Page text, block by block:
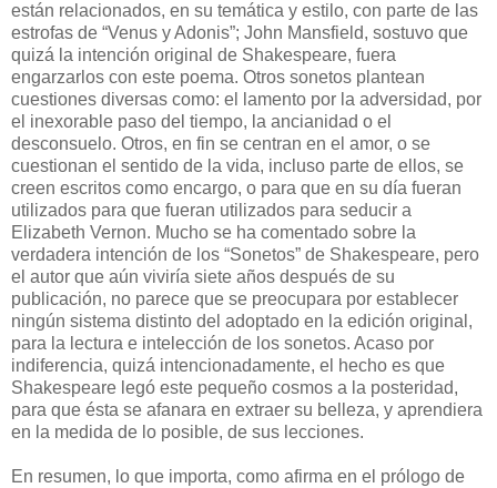
están relacionados, en su temática y estilo, con parte de las
estrofas de “Venus y Adonis”; John Mansfield, sostuvo que
quizá la intención original de Shakespeare, fuera
engarzarlos con este poema. Otros sonetos plantean
cuestiones diversas como: el lamento por la adversidad, por
el inexorable paso del tiempo, la ancianidad o el
desconsuelo. Otros, en fin se centran en el amor, o se
cuestionan el sentido de la vida, incluso parte de ellos, se
creen escritos como encargo, o para que en su día fueran
utilizados para que fueran utilizados para seducir a
Elizabeth Vernon. Mucho se ha comentado sobre la
verdadera intención de los “Sonetos” de Shakespeare, pero
el autor que aún viviría siete años después de su
publicación, no parece que se preocupara por establecer
ningún sistema distinto del adoptado en la edición original,
para la lectura e intelección de los sonetos. Acaso por
indiferencia, quizá intencionadamente, el hecho es que
Shakespeare legó este pequeño cosmos a la posteridad,
para que ésta se afanara en extraer su belleza, y aprendiera
en la medida de lo posible, de sus lecciones.
En resumen, lo que importa, como afirma en el prólogo de